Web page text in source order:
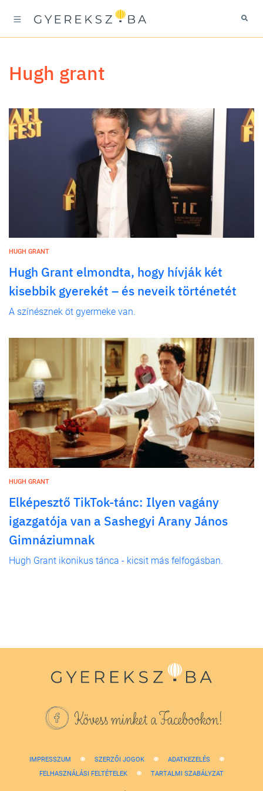
hugh grant
HUGH GRANT
Hugh Grant elmondta, hogy hívják két
kisebbik gyerekét – és neveik történetét
A színésznek öt gyermeke van.
HUGH GRANT
Elképesztő TikTok-tánc: Ilyen vagány
igazgatója van a Sashegyi Arany János
Gimnáziumnak
Hugh Grant ikonikus tánca - kicsit más felfogásban.
Kövess minket a Facebookon!
IMPRESSZUM SZERZŐI JOGOK
ADATKEZELÉS
FELHASZNÁLÁSI FELTÉTELEK
TARTALMI SZABÁLYZAT